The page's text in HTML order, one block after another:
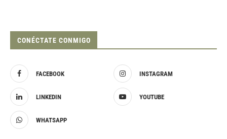
CONÉCTATE CONMIGO
FACEBOOK INSTAGRAM
LINKEDIN YOUTUBE
WHATSAPP